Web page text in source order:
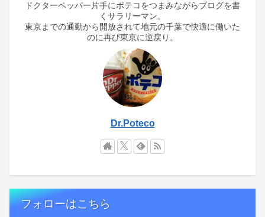
ドクターペッパー片手にポテコをつまみながらブログを書
くサラリーマン。
東京までの通勤から開放されて地元の千葉で快適に働いた
のに再び東京に逆戻り。
Dr.Poteco
フォローはこちら